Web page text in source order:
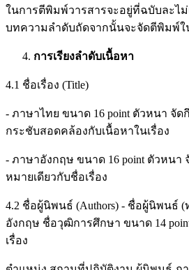
ในการตีพิมพ์วารสารจะอยู่ที่ฉบับละไ
บทความลำดับถัดจากนั้นจะจัดตีพิมพ์ใ
การเรียงลำดับเนื้อหา
4.1 ชื่อเรื่อง (Title)
- ภาษาไทย ขนาด 16 point ตัวหนา จั
กระชับสอดคล้องกับเนื้อหาในเรื่อง
- ภาษาอังกฤษ ขนาด 16 point ตัวหนา
หมายเดียวกับชื่อเรื่อง
4.2 ชื่อผู้นิพนธ์ (Authors) - ชื่อผู้นิพนธ์
อังกฤษ ชื่อวุฒิการศึกษา ขนาด 14
เรื่อง